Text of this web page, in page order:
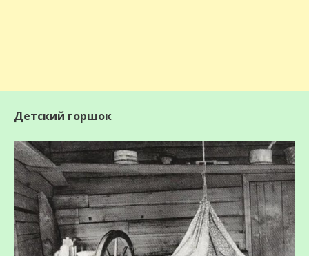
Детский горшок